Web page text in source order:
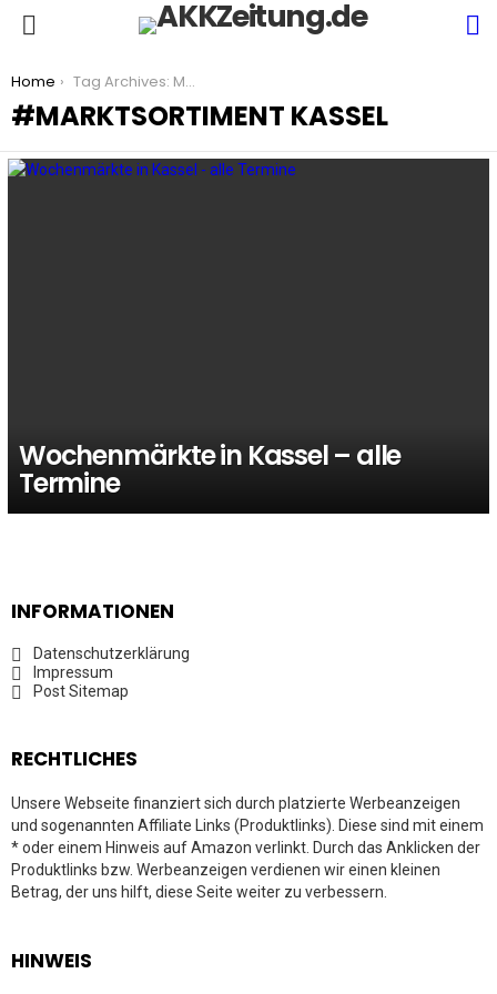
You are here:
Home Tag Archives: Marktsortiment Kassel
MARKTSORTIMENT KASSEL
Wochenmärkte in Kassel – alle
Termine
INFORMATIONEN
Datenschutzerklärung
Impressum
Post Sitemap
RECHTLICHES
Unsere Webseite finanziert sich durch platzierte Werbeanzeigen
und sogenannten Affiliate Links (Produktlinks). Diese sind mit einem
* oder einem Hinweis auf Amazon verlinkt. Durch das Anklicken der
Produktlinks bzw. Werbeanzeigen verdienen wir einen kleinen
Betrag, der uns hilft, diese Seite weiter zu verbessern.
HINWEIS